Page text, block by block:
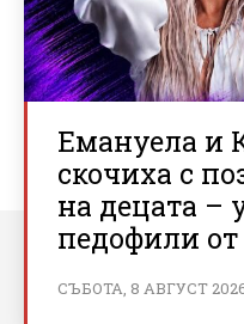
Емануела и
скочиха с
на децата –
педофили
СЪБОТА, 8 АВГУСТ